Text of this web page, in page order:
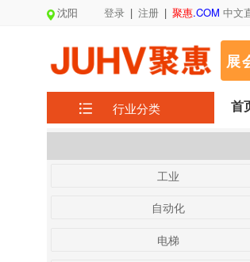
沈阳 登录 | 注册 | 聚惠.COM 中文
展
行业分类 首
工业
自动化
电梯